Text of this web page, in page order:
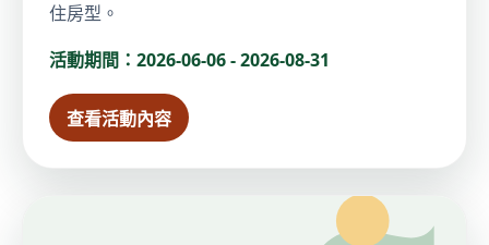
住房型。
活動期間：2026-06-06 - 2026-08-31
查看活動內容